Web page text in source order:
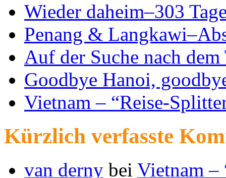
Wieder daheim–303
Penang &
Auf der Suche nach
Goodbye Hanoi,
Vietnam – “Reise-
Kürzlich verfasste
van derny bei Vietnam –